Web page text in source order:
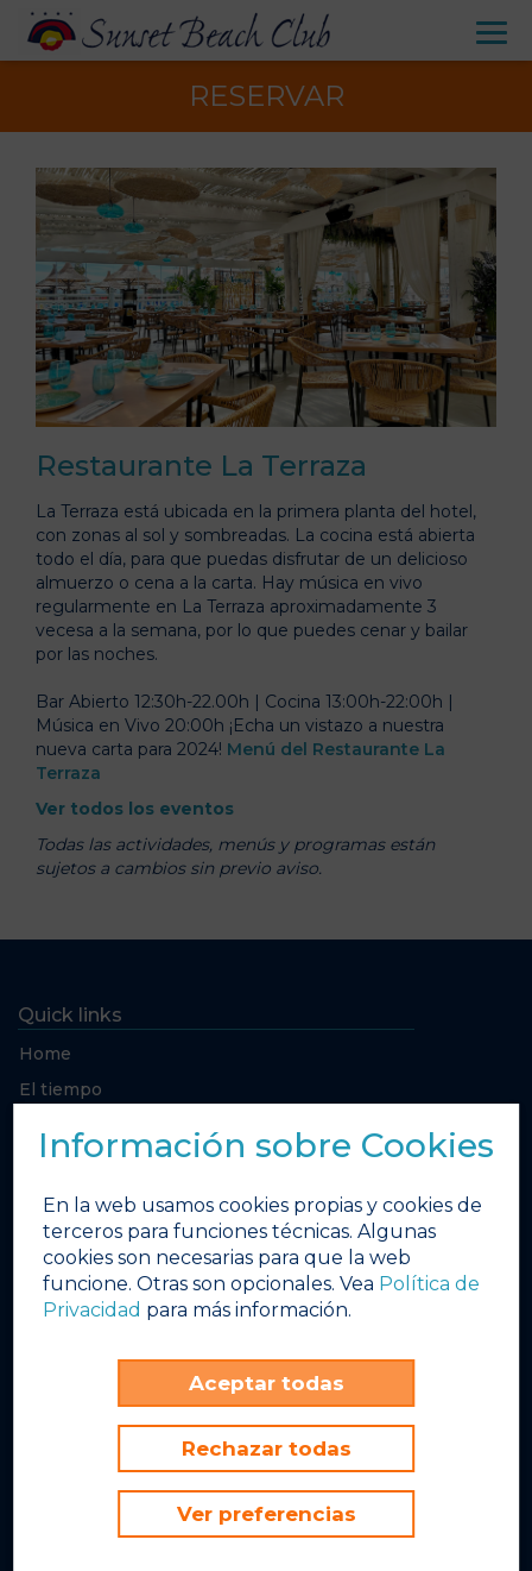
RESERVAR
Restaurante La Terraza
La Terraza está ubicada en la primera planta del hotel,
con zonas al sol y sombreadas. La cocina está abierta
todo el día, para que puedas disfrutar de un delicioso
almuerzo o cena a la carta. Hay música en vivo
regularmente en La Terraza aproximadamente 3
vecesa a la semana, por lo que puedes cenar y bailar
por las noches.
Bar Abierto 12:30h-22.00h | Cocina 13:00h-22:00h |
Música en Vivo 20:00h ¡Echa un vistazo a nuestra
nueva carta para 2024! Menú del Restaurante La
Terraza
Ver todos los eventos
Todas las actividades, menús y programas están
sujetos a cambios sin previo aviso.
Quick links
Home
El tiempo
¿Qué tenemos esta semana?
Bares & Restaurantes
Galería de Fotos
Galería de Videos
Obras de invierno
Sunset Beach Club
Avenida del Sol, 5
Benalmádena Costa, 29630
Información sobre Cookies
En la web usamos cookies propias y cookies de
terceros para funciones técnicas. Algunas
cookies son necesarias para que la web
funcione. Otras son opcionales. Vea Política de
Privacidad para más información.
Aceptar todas
Rechazar todas
Ver preferencias